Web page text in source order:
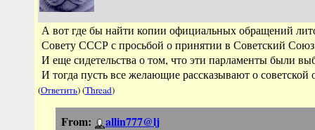
А вот где бы найти копии официальных обращений
Совету СССР с просьбой о принятии в Советский
И еще сидетельства о том, что эти парламенты были
И тогда пусть все желающие рассказывают о
(Ответить) (Thread)
From:
allin777@lj